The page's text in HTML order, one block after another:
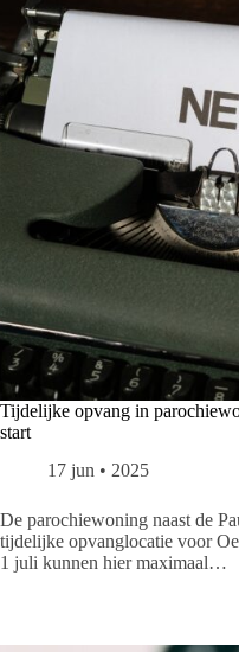
Tijdelijke opvang in
start
17 jun • 2025
De parochiewoning naast de
tijdelijke opvanglocatie voor
1 juli kunnen hier maximaal…